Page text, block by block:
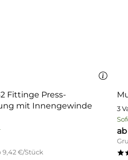
Fittinge Press-
mit Innengewinde
9,42 €/Stück
3